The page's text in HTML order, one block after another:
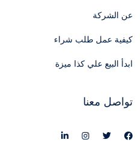
عن الشركة
كيفية عمل طلب شراء
ابدأ البيع علي كذا ميزة
تواصل معنا